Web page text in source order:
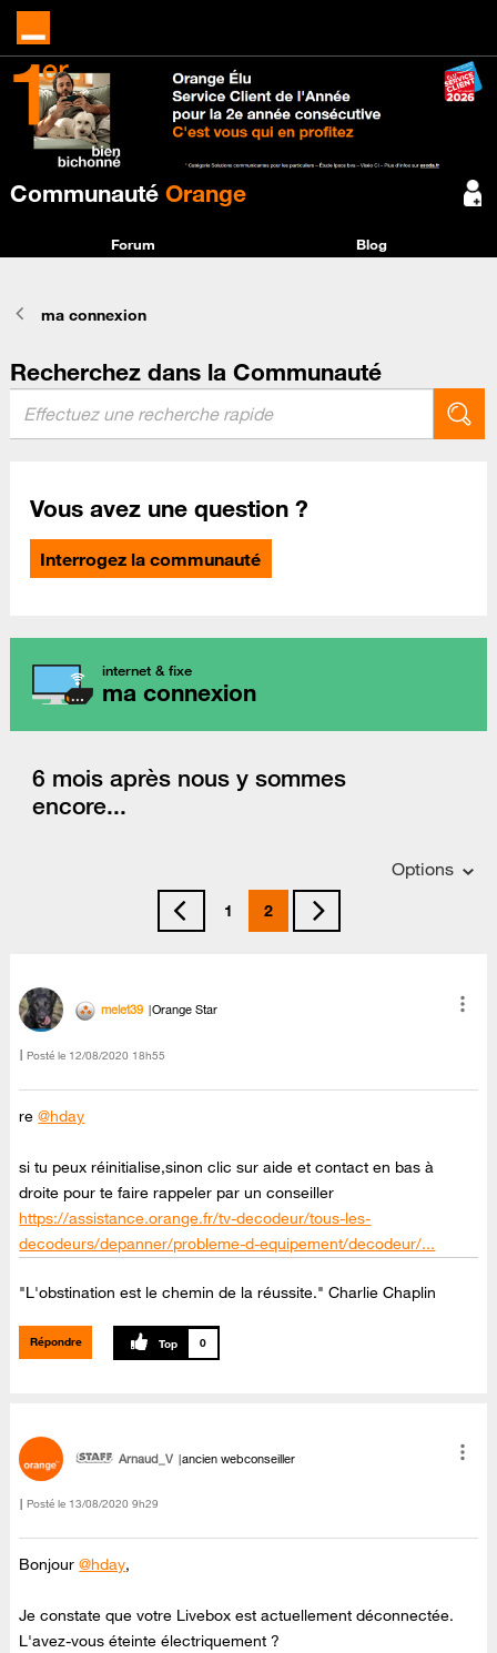
Communauté Orange
Forum Blog
ma connexion
Recherchez dans la Communauté
Vous avez une question ?
Interrogez la communauté
internet & fixe
ma connexion
6 mois après nous y sommes
encore...
Options
1 2
melet39 Orange Star
Posté le ‎12/08/2020 18h55
re@hday
si tu peux réinitialise,sinon clic sur aide et contact en bas à
droite pour te faire rappeler par un conseiller
https://assistance.orange.fr/tv-decodeur/tous-les-
decodeurs/depanner/probleme-d-equipement/decodeur/...
"L'obstination est le chemin de la réussite." Charlie Chaplin
Répondre 0
Arnaud_V ancien webconseiller
Posté le ‎13/08/2020 9h29
Bonjour@hday,
Je constate que votre Livebox est actuellement déconnectée.
L'avez-vous éteinte électriquement ?